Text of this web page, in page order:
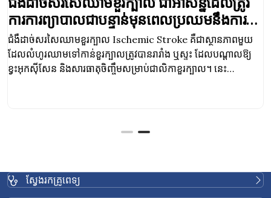
ការការព្យាបាលជាបន្ទាន់មុនពេលប្រឈមនឹងការ
ខ្វិន
ជំងឺដាច់សរសៃឈាមខួរក្បាល Ischemic Stroke គឺជាស្ថានភាពមួយ
ដែលលំហូរឈាមទៅកាន់ខួរក្បាលត្រូវបានរារាំង ឬស្ទះ ដែលបណ្តាលឱ្យ
ខ្វះអុកស៊ីសែន និងសារធាតុចិញ្ចឹមសម្រាប់ជាលិកាខួរក្បាល។ នេះ
ស្វែងរកគ្រូពេទ្យ